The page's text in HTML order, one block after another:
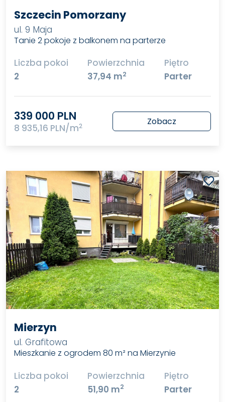
Szczecin Pomorzany
ul. 9 Maja
Tanie 2 pokoje z balkonem na parterze
Liczba pokoi
2
Powierzchnia
37,94 m2
Piętro
Parter
339 000 PLN
8 935,16 PLN/m2 Zobacz
Mierzyn
ul. Grafitowa
Mieszkanie z ogrodem 80 m² na Mierzynie
Liczba pokoi
2
Powierzchnia
51,90 m2
Piętro
Parter